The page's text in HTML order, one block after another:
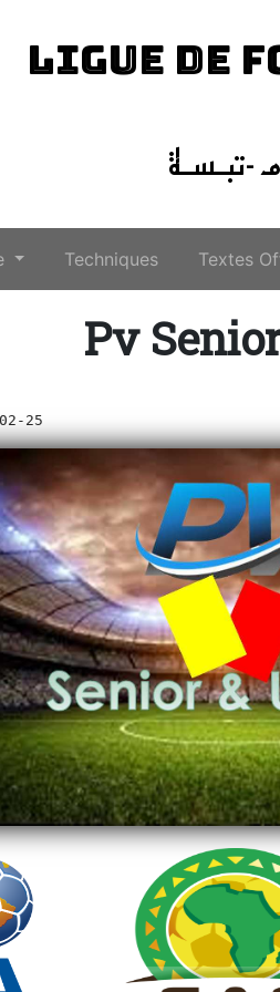
LIGUE DE
-تبـسـة
Techniques Textes
Pv
25